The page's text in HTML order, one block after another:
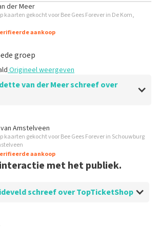
der Meer
kaarten gekocht voor Bee Gees Forever in De Kom,
aankoop
groep
Origineel weergeven
over
van der Meer over
Origineel weergeven
van Amstelveen
kaarten gekocht voor Bee Gees Forever in Schouwburg
aankoop
met het publiek.
schreef over TopTicketShop
P heideveld over